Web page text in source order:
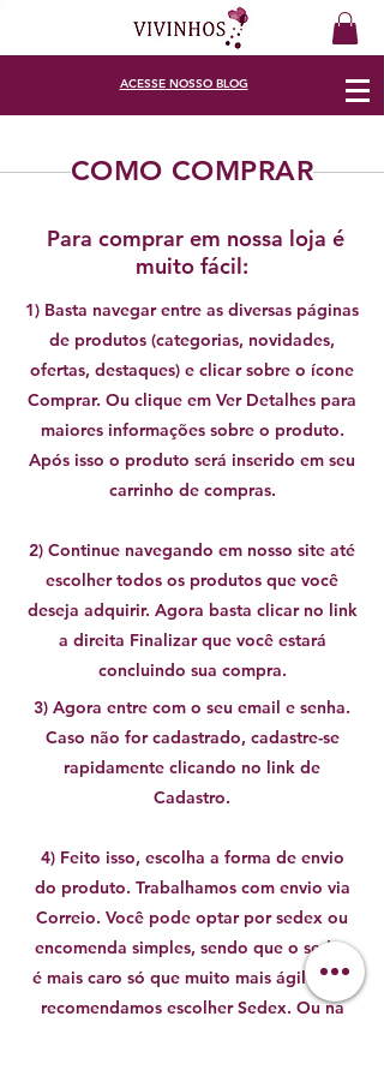
ACESSENOSSO BLOG
COMO COMPRAR
Para comprar em nossa loja é
muito fácil:
1) Basta navegar entre as diversas páginas
de produtos (categorias, novidades,
ofertas, destaques) e clicar sobre o ícone
Comprar. Ou clique em Ver Detalhes para
maiores informações sobre o produto.
Após isso o produto será inserido em seu
carrinho de compras.
2) Continue navegando em nosso site até
escolher todos os produtos que você
deseja adquirir. Agora basta clicar no link
a direita Finalizar que você estará
concluindo sua compra.
3) Agora entre com o seu email e senha.
Caso não for cadastrado, cadastre-se
rapidamente clicando no link de
Cadastro.
4) Feito isso, escolha a forma de envio
do produto. Trabalhamos com envio via
Correio. Você pode optar por sedex ou
encomenda simples, sendo que o sedex
é mais caro só que muito mais ágil logo,
recomendamos escolher Sedex. Ou na